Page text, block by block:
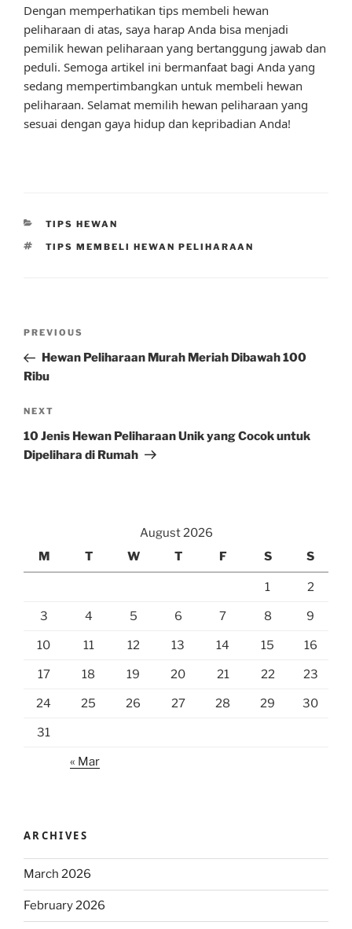
Dengan memperhatikan tips membeli hewan
peliharaan di atas, saya harap Anda bisa menjadi
pemilik hewan peliharaan yang bertanggung jawab dan
peduli. Semoga artikel ini bermanfaat bagi Anda yang
sedang mempertimbangkan untuk membeli hewan
peliharaan. Selamat memilih hewan peliharaan yang
sesuai dengan gaya hidup dan kepribadian Anda!
CATEGORIES
TIPS HEWAN
TAGS
TIPS MEMBELI HEWAN PELIHARAAN
Previous
Post
PREVIOUS
Hewan Peliharaan Murah Meriah Dibawah 100
Ribu
Next
Post
NEXT
10 Jenis Hewan Peliharaan Unik yang Cocok untuk
Dipelihara di Rumah
August 2026
M
T W T F S S
1 2
3 4 5 6 7 8 9
10 11 12 13 14 15 16
17 18 19 20 21 22 23
24 25 26 27 28 29 30
31
« Mar
ARCHIVES
March 2026
February 2026